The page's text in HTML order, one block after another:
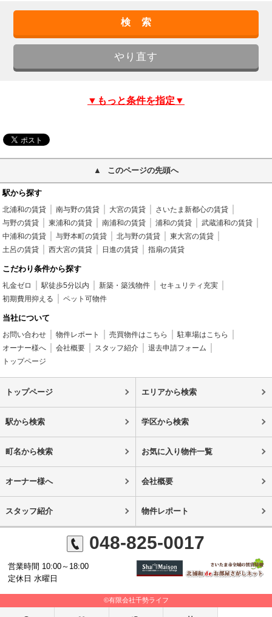
▼もっと条件を指定▼
このページの先頭へ
駅から探す
北浦和の賃貸 南与野の賃貸 大宮の賃貸
さいたま新都心の賃貸
与野の賃貸
東浦和の賃貸 南浦和の賃貸 浦和の賃貸
武蔵浦和の賃貸
中浦和の賃貸
与野本町の賃貸 北与野の賃貸
東大宮の賃貸
土呂の賃貸
西大宮の賃貸 日進の賃貸 指扇の賃貸
こだわり条件から探す
礼金ゼロ 駅徒歩5分以内 新築・築浅物件
セキュリティ充実
初期費用抑える
ペット可物件
当社について
お問い合わせ 物件レポート 売買物件はこちら
駐車場はこちら
オーナー様へ
会社概要 スタッフ紹介
退去申請フォーム
トップページ
トップページ エリアから検索
駅から検索 学区から検索
町名から検索 お気に入り物件一覧
オーナー様へ 会社概要
スタッフ紹介 物件レポート
048-825-0017
営業時間 10:00～18:00
定休日 水曜日
©有限会社千勢ライフ